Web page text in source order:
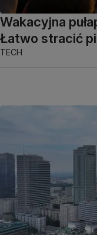
Wakacyjna
Łatwo stracić
TECH